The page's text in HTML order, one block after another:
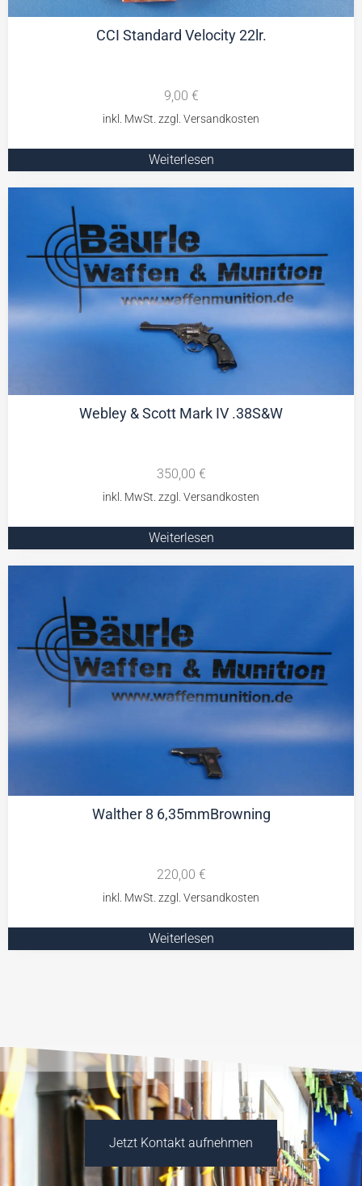
CCI Standard Velocity 22lr.
9,00 €
Weiterlesen
Webley & Scott Mark IV .38S&W
350,00 €
Weiterlesen
Walther 8 6,35mmBrowning
220,00 €
Weiterlesen
Jetzt Kontakt aufnehmen